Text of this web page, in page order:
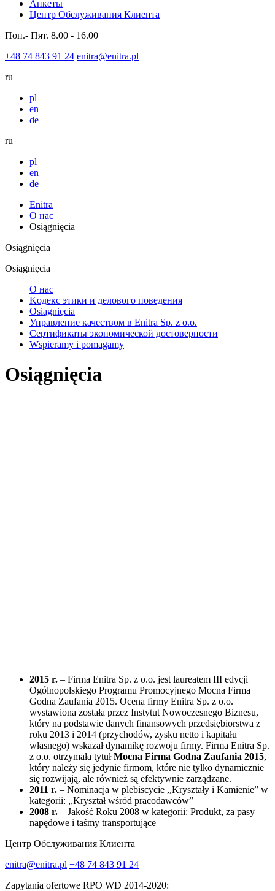
Анкеты
Центр Обслуживания Клиента
Пон.- Пят. 8.00 - 16.00
+48 74 843 91 24 enitra@enitra.pl
ru
pl
en
de
ru
pl
en
de
Enitra
О нас
Osiągnięcia
Osiągnięcia
Osiągnięcia
О нас
Koдекс этики и делового поведения
Osiągnięcia
Управление качеством в Enitra Sp. z o.o.
Сертификаты экономической достоверности
Wspieramy i pomagamy
Osiągnięcia
2015 r. – Firma Enitra Sp. z o.o. jest laureatem III edycji
Ogólnopolskiego Programu Promocyjnego Mocna Firma
Godna Zaufania 2015. Ocena firmy Enitra Sp. z o.o.
wystawiona została przez Instytut Nowoczesnego Biznesu,
który na podstawie danych finansowych przedsiębiorstwa z
roku 2013 i 2014 (przychodów, zysku netto i kapitału
własnego) wskazał dynamikę rozwoju firmy. Firma Enitra Sp.
z o.o. otrzymała tytułMocna Firma Godna Zaufania 2015,
który należy się jedynie firmom, które nie tylko dynamicznie
się rozwijają, ale również są efektywnie zarządzane.
2011 r. – Nominacja w plebiscycie ,,Kryształy i Kamienie” w
kategorii: ,,Kryształ wśród pracodawców”
2008 r. – Jakość Roku 2008 w kategorii: Produkt, za pasy
napędowe i taśmy transportujące
Центр Обслуживания Клиента
enitra@enitra.pl +48 74 843 91 24
Zapytania ofertowe RPO WD 2014-2020: